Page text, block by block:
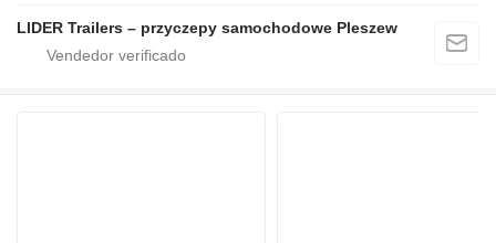
LIDER Trailers – przyczepy samochodowe Pleszew